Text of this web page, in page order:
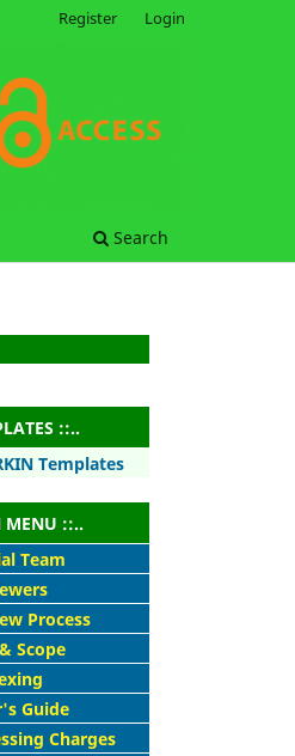
Search
Register Login
::..
Templates
::..
Team
Process
Scope
Guide
Charges